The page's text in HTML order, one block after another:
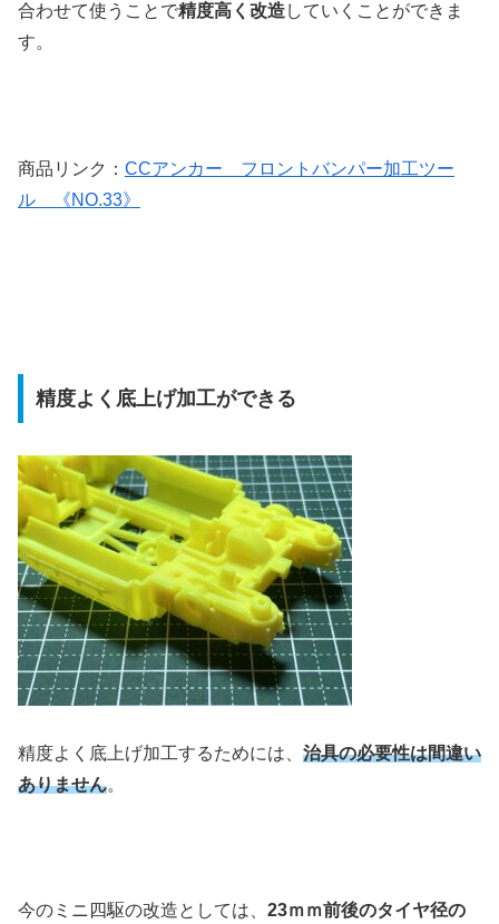
合わせて使うことで精度高く改造していくことができま
す。
商品リンク： CCアンカー フロントバンパー加工ツー
ル 《NO.33》
精度よく底上げ加工ができる
精度よく底上げ加工するためには、 治具の必要性は間違い
ありません。
今のミニ四駆の改造としては、 23ｍｍ前後のタイヤ径の